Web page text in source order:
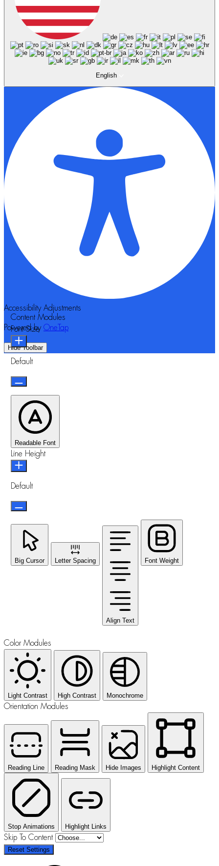
English
Accessibility Adjustments
Powered by OneTap
Hide Toolbar
Content Modules
Font Size
Default
Readable Font
Line Height
Default
Big Cursor Letter Spacing
Align Text
Font Weight
Color Modules
Light Contrast High Contrast Monochrome
Orientation Modules
Reading Line Reading Mask Hide Images Highlight Content
Stop Animations Highlight Links
Skip To Content
Reset Settings